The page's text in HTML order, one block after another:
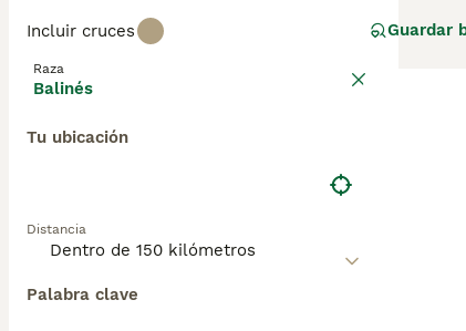
Incluir cruces
Raza
Balinés
Tu ubicación
Distancia
Palabra clave
razón por
Guardar